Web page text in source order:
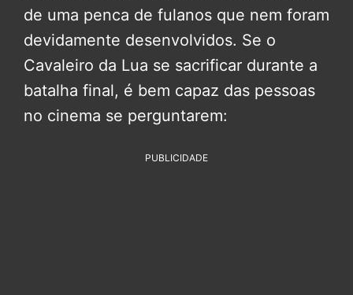
de uma penca de fulanos que nem foram
devidamente desenvolvidos. Se o
Cavaleiro da Lua se sacrificar durante a
batalha final, é bem capaz das pessoas
no cinema se perguntarem:
PUBLICIDADE